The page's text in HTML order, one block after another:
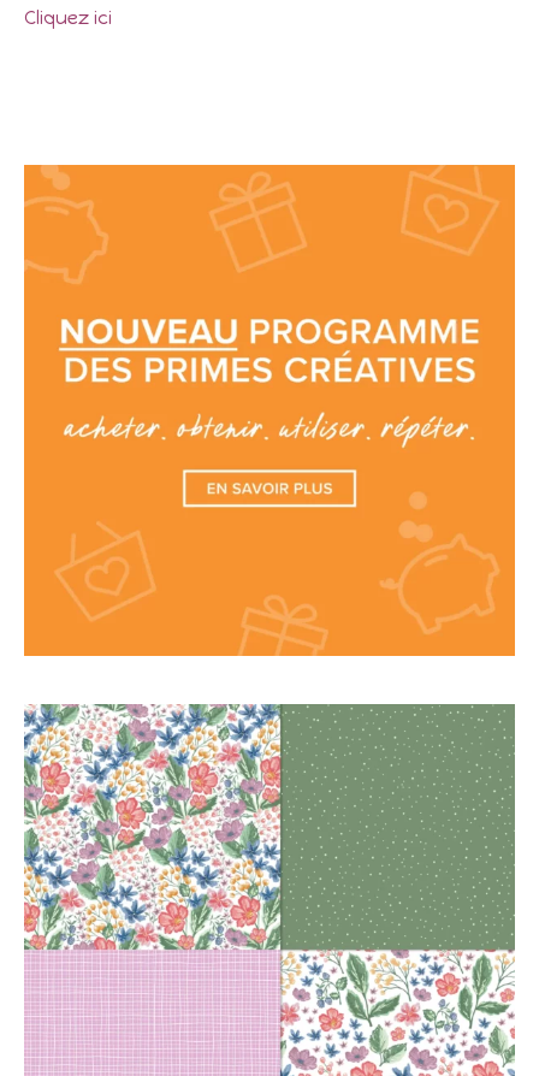
Cliquez ici